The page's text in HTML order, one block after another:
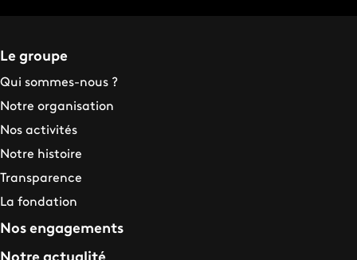
Le groupe
Qui sommes-nous ?
Notre organisation
Nos activités
Notre histoire
Transparence
La fondation
Nos engagements
Notre actualité